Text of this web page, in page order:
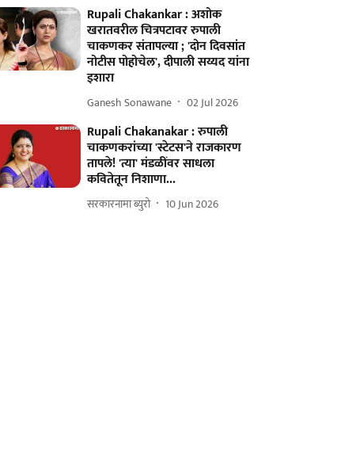
Rupali Chakankar : अशोक
खरातवरील चित्रपटावर रुपाली
चाकणकर संतापल्या ; 'दोन दिवसांत
नोटीस पोहोचेल', दीपाली सय्यद यांना
इशारा
Ganesh Sonawane 02 Jul 2026
Rupali Chakanakar : रुपाली
चाकणकरांच्या 'स्टेटस'ने राजकारण
तापले! 'त्या' मंडळींवर साधला
कवितेतून निशाणा...
सरकारनामा ब्युरो 10 Jun 2026